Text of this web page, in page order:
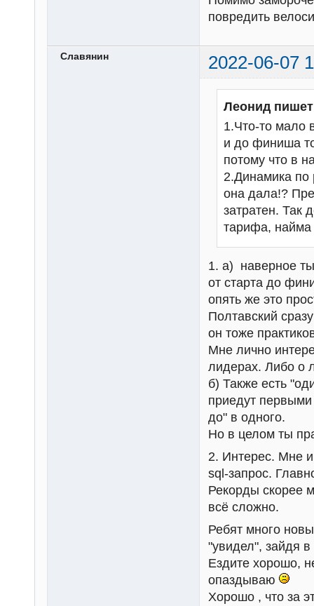
повредить
Славянин 2022-06-07
Леонид
1.Что-то мало
и до финиша
потому что в
2.Динамика по
она дала!?
затратен. Так
тарифа, найма
1. а) наверное ты
от старта до
опять же это
Полтавский
он тоже
Мне лично
лидерах. Либо о
б) Также есть
приедут
до" в одного.
Но в целом ты
2. Интерес. Мне
sql-запрос.
Рекорды скорее
всё сложно.
Ребят много
"увидел", зайдя в
Ездите хорошо,
опаздываю
Хорошо , что за